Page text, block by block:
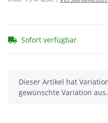
Sofort verfügbar
x
Dieser Artikel hat
gewünschte Variation aus.